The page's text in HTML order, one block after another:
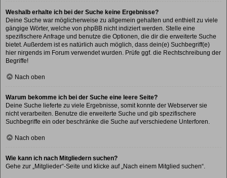
Weshalb erhalte ich bei der Suche keine Ergebnisse?
Deine Suche war möglicherweise zu allgemein gehalten und enthielt zu viele
gängige Wörter, welche von phpBB nicht indiziert werden. Stelle eine
spezifischere Anfrage und benutze die Optionen, die dir die erweiterte Suche
bietet. Außerdem ist es natürlich auch möglich, dass dein(e) Suchbegriff(e)
hier nirgends im Forum verwendet wurden. Prüfe ggf. die Rechtschreibung der
Begriffe!
Nach oben
Warum bekomme ich bei der Suche eine leere Seite?
Deine Suche lieferte zu viele Ergebnisse, somit konnte der Webserver sie
nicht verarbeiten. Benutze die erweiterte Suche und gib spezifischere
Suchbegriffe ein oder beschränke die Suche auf verschiedene Unterforen.
Nach oben
Wie kann ich nach Mitgliedern suchen?
Gehe zur „Mitglieder“-Seite und klicke auf „Nach einem Mitglied suchen“.